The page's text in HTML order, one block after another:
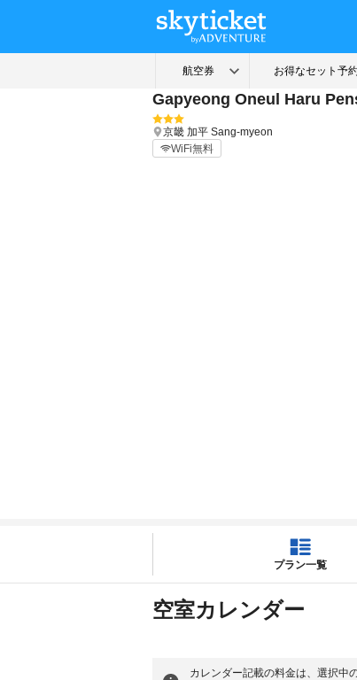
Gapyeong Oneul Haru
京畿 加平 Sang-myeon
WiFi無料
プラン一覧
空室カレンダー
カレンダー記載の料金は、選択中